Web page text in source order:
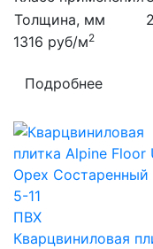
Толщина, мм
2
1316 руб/м2
Подробнее
ПВХ
Кварцвиниловая